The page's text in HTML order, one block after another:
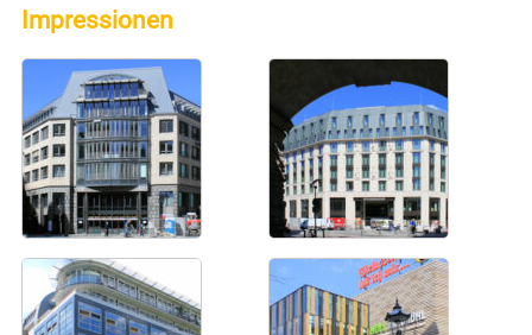
Impressionen